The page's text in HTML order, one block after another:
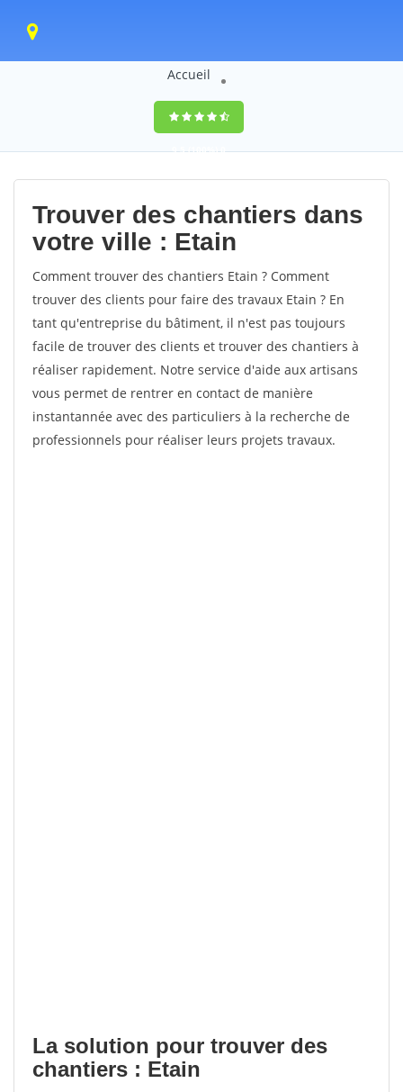
Accueil
9,5(100%)0
votes
Trouver des chantiers dans
votre ville : Etain
Comment trouver des chantiers Etain ? Comment
trouver des clients pour faire des travaux Etain ? En
tant qu'entreprise du bâtiment, il n'est pas toujours
facile de trouver des clients et trouver des chantiers à
réaliser rapidement. Notre service d'aide aux artisans
vous permet de rentrer en contact de manière
instantannée avec des particuliers à la recherche de
professionnels pour réaliser leurs projets travaux.
La solution pour trouver des
chantiers : Etain